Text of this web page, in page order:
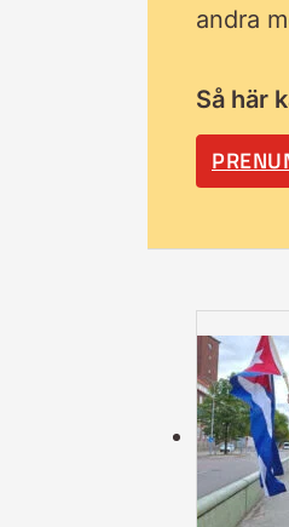
andra
Så här